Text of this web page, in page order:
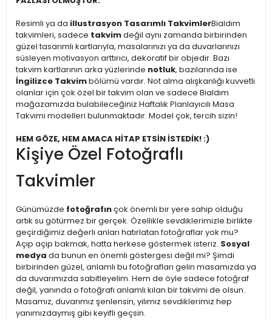
Resimli ya da illustrasyon Tasarımlı TakvimlerBialdım
takvimleri, sadece takvimdeğil aynı zamanda birbirinden
güzel tasarımlı kartlarıyla, masalarınızı ya da duvarlarınızı
süsleyen motivasyon arttırıcı, dekoratif bir objedir. Bazı
takvim kartlarının arka yüzlerinde notluk, bazılarında ise
İngilizce Takvimbölümü vardır. Not alma alışkanlığı kuvvetli
olanlar için çok özel bir takvim olan ve sadece Bialdım
mağazamızda bulabileceğiniz Haftalık Planlayıcılı Masa
Takvimi modelleri bulunmaktadır. Model çok, tercih sizin!
HEM GÖZE, HEM AMACA HİTAP ETSİN İSTEDİK! :)
Kişiye Özel Fotoğraflı
Takvimler
Günümüzde fotoğrafınçok önemli bir yere sahip olduğu
artık su götürmez bir gerçek. Özellikle sevdiklerimizle birlikte
geçirdiğimiz değerli anları hatırlatan fotoğraflar yok mu?
Açıp açıp bakmak, hatta herkese göstermek isteriz. Sosyal
medya da bunun en önemli göstergesi değil mi? Şimdi
birbirinden güzel, anlamlı bu fotoğrafları gelin masamızda ya
da duvarımızda sabitleyelim. Hem de öyle sadece fotoğraf
değil, yanında o fotoğrafı anlamlı kılan bir takvimi de olsun.
Masamız, duvarımız şenlensin, yılımız sevdiklerimiz hep
yanımızdaymış gibi keyifli geçsin.